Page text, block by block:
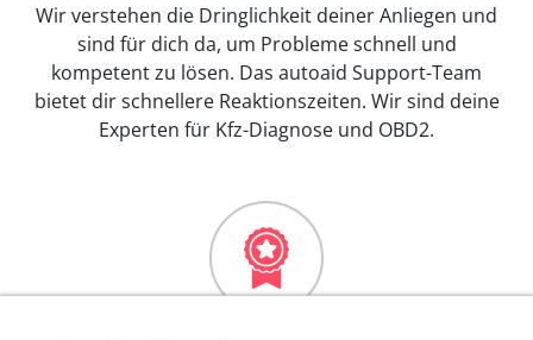
Wir verstehen die Dringlichkeit deiner Anliegen und
sind für dich da, um Probleme schnell und
kompetent zu lösen. Das autoaid Support-Team
bietet dir schnellere Reaktionszeiten. Wir sind deine
Experten für Kfz-Diagnose und OBD2.